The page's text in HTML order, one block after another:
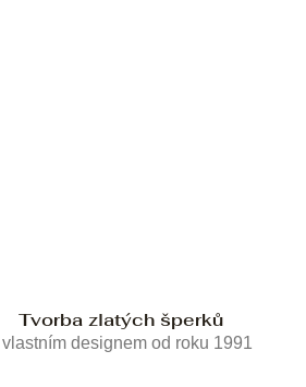
Tvorba zlatých šperků
designem od roku 1991